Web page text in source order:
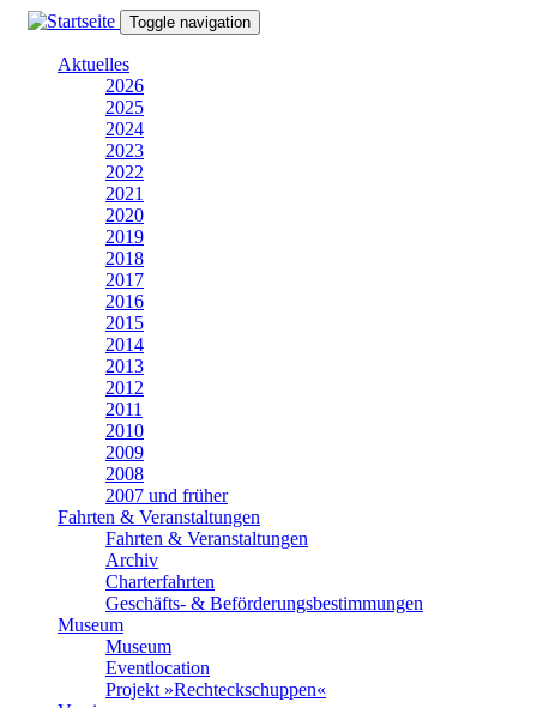
Direkt
Toggle navigation
Aktuelles
2026
2025
2024
2023
2022
2021
2020
2019
2018
2017
2016
2015
2014
2013
2012
2011
2010
2009
2008
2007 und früher
Fahrten & Veranstaltungen
Fahrten & Veranstaltungen
Archiv
Charterfahrten
Geschäfts- & Beförderungsbestimmungen
Museum
Museum
Eventlocation
Projekt »Rechteckschuppen«